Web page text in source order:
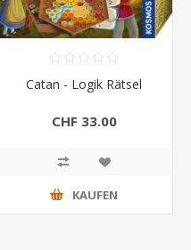
Catan - Logik Rätsel
CHF 33.00
KAUFEN